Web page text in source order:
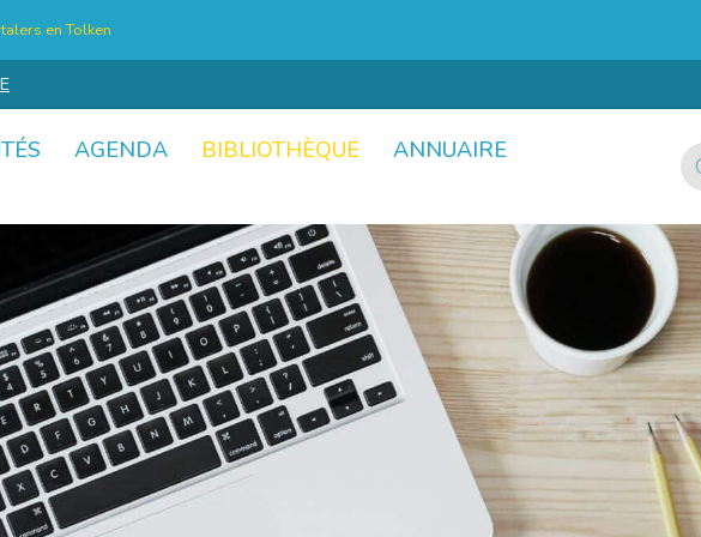
en Tolken
AGENDA BIBLIOTHÈQUE
ANNUAIRE